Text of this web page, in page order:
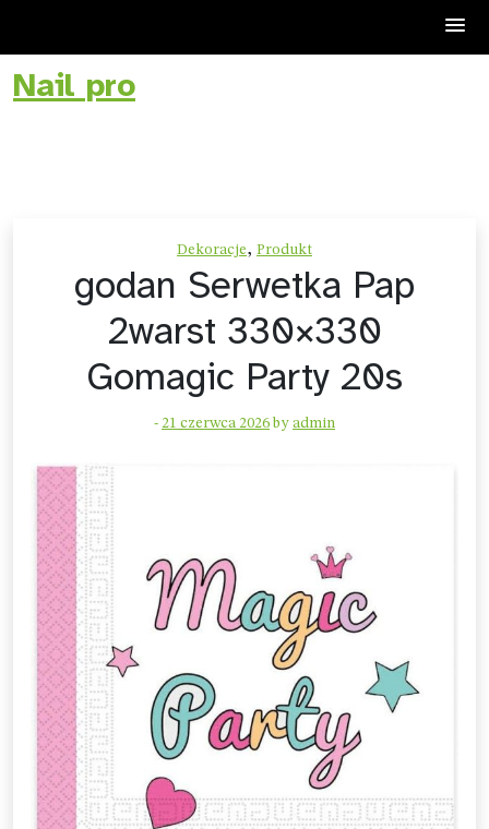
Skip
toNail pro
Dekoracje, Produkt
godan Serwetka Pap
2warst 330×330
Gomagic Party 20s
- 21 czerwca 2026 by admin